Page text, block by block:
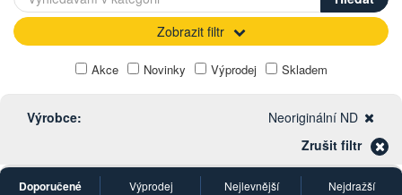
Zobrazit filtr
Akce Novinky Výprodej Skladem
Výrobce:
Neoriginální ND
Zrušit filtr
Doporučené Výprodej Nejlevnější Nejdražší